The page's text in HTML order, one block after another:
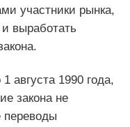
участники рынка,
выработать
августа 1990 года,
закона не
переводы